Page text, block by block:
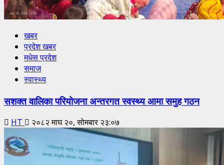
खबर
प्रदेश खबर
मधेस प्रदेश
समाज
स्वास्थ्य
सशक्त वालिका परियोजना अन्तरगत स्वस्थ्य आमा समुह गठन
HT २०८२ माघ २०, सोमबार २३:०७